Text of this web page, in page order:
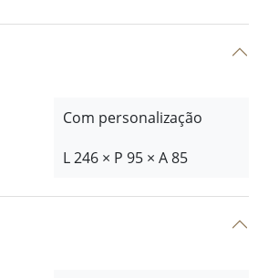
Com personalização
L 246 × P 95 × A 85